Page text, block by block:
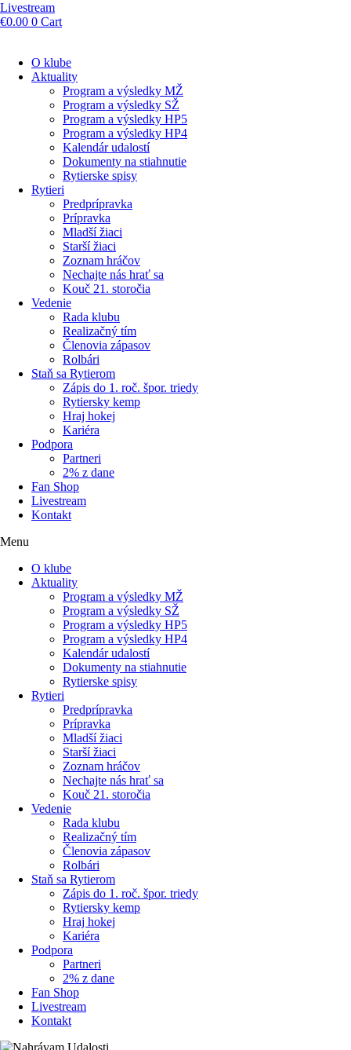
Livestream
€0.00 0 Cart
O klube
Aktuality
Program a výsledky MŽ
Program a výsledky SŽ
Program a výsledky HP5
Program a výsledky HP4
Kalendár udalostí
Dokumenty na stiahnutie
Rytierske spisy
Rytieri
Predprípravka
Prípravka
Mladší žiaci
Starší žiaci
Zoznam hráčov
Nechajte nás hrať sa
Kouč 21. storočia
Vedenie
Rada klubu
Realizačný tím
Členovia zápasov
Rolbári
Staň sa Rytierom
Zápis do 1. roč. špor. triedy
Rytiersky kemp
Hraj hokej
Kariéra
Podpora
Partneri
2% z dane
Fan Shop
Livestream
Kontakt
Menu
O klube
Aktuality
Program a výsledky MŽ
Program a výsledky SŽ
Program a výsledky HP5
Program a výsledky HP4
Kalendár udalostí
Dokumenty na stiahnutie
Rytierske spisy
Rytieri
Predprípravka
Prípravka
Mladší žiaci
Starší žiaci
Zoznam hráčov
Nechajte nás hrať sa
Kouč 21. storočia
Vedenie
Rada klubu
Realizačný tím
Členovia zápasov
Rolbári
Staň sa Rytierom
Zápis do 1. roč. špor. triedy
Rytiersky kemp
Hraj hokej
Kariéra
Podpora
Partneri
2% z dane
Fan Shop
Livestream
Kontakt